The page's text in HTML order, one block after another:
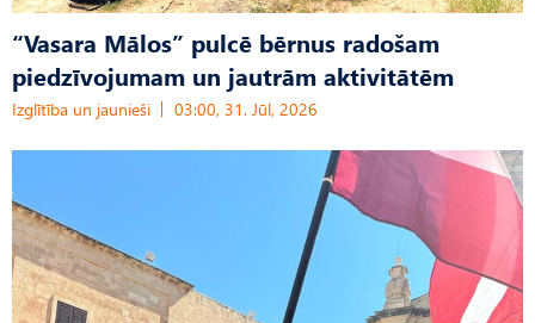
“Vasara Mālos” pulcē bērnus radošam
piedzīvojumam un jautrām aktivitātēm
Izglītība un jaunieši 03:00, 31. Jūl, 2026